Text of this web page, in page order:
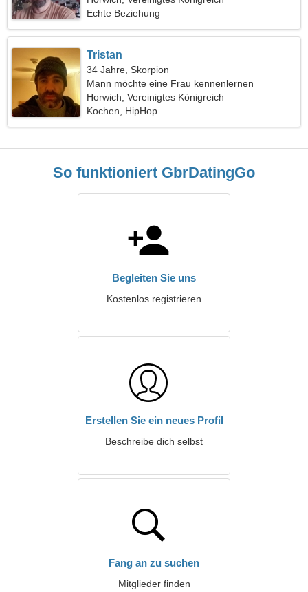
Echte Beziehung
Tristan
34 Jahre, Skorpion
Mann möchte eine Frau kennenlernen
Horwich, Vereinigtes Königreich
Kochen, HipHop
So funktioniert GbrDatingGo
Begleiten Sie uns
Kostenlos registrieren
Erstellen Sie ein neues Profil
Beschreibe dich selbst
Fang an zu suchen
Mitglieder finden